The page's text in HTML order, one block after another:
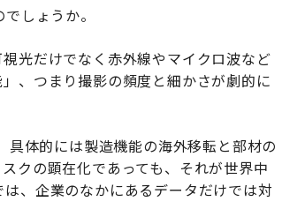
しょうか。
光だけでなく赤外線やマイクロ波など
、つまり撮影の頻度と細かさが劇的に
具体的には製造機能の海外移転と部材の
クの顕在化であっても、それが世界中
、企業のなかにあるデータだけでは対